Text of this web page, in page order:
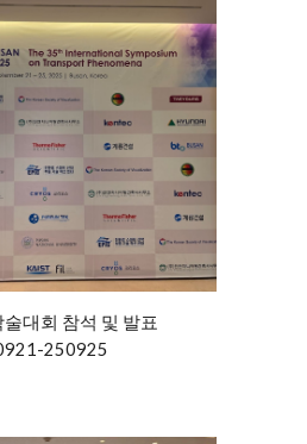
술대회 참석 및 발표
250925